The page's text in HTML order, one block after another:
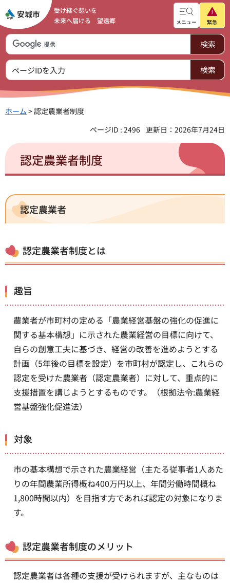
受け継ぐ想いを
未来へ届ける 望遠郷
メニュー 緊急
ホーム > 認定農業者制度
ページID : 2496 更新日：2026年7月24日
認定農業者制度
認定農業者
認定農業者制度とは
趣旨
農業者が市町村の定める「農業経営基盤の強化の促進に
関する基本構想」に示された農業経営の目標に向けて、
自らの創意工夫に基づき、経営の改善を進めようとする
計画（5年後の目標を設定）を市町村が認定し、これらの
認定を受けた農業者（認定農業者）に対して、重点的に
支援措置を講じようとするものです。（根拠法令:農業経
営基盤強化促進法）
対象
市の基本構想で示された農業経営（主たる従事者1人あた
りの年間農業所得概ね400万円以上、年間労働時間概ね
1,800時間以内）を目指す方であれば認定の対象になりま
す。
認定農業者制度のメリット
認定農業者は各種の支援が受けられますが、主なものは